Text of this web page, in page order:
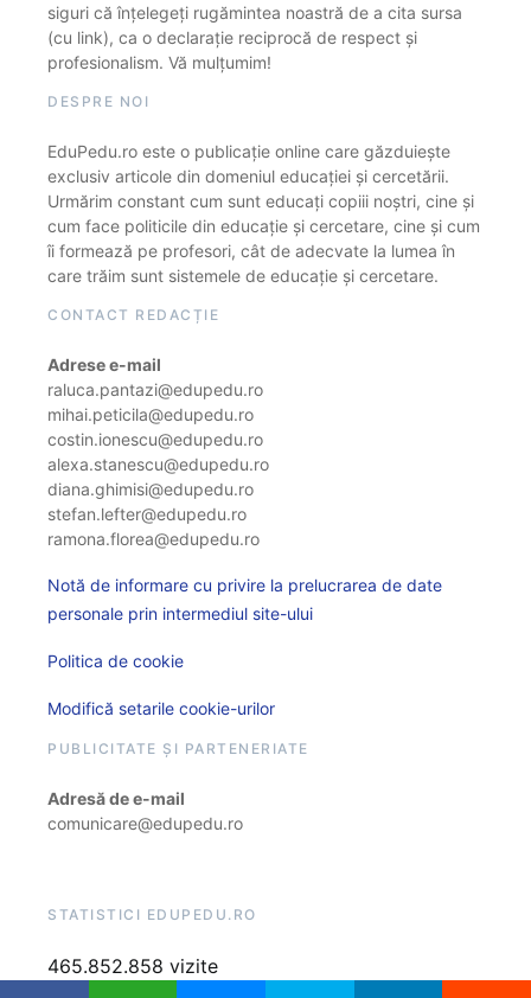
siguri că înțelegeți rugămintea noastră de a cita sursa
(cu link), ca o declarație reciprocă de respect și
profesionalism. Vă mulțumim!
DESPRE NOI
EduPedu.ro este o publicație online care găzduiește
exclusiv articole din domeniul educației și cercetării.
Urmărim constant cum sunt educați copiii noștri, cine și
cum face politicile din educație și cercetare, cine și cum
îi formează pe profesori, cât de adecvate la lumea în
care trăim sunt sistemele de educație și cercetare.
CONTACT REDACȚIE
Adrese e-mail
raluca.pantazi@edupedu.ro
mihai.peticila@edupedu.ro
costin.ionescu@edupedu.ro
alexa.stanescu@edupedu.ro
diana.ghimisi@edupedu.ro
stefan.lefter@edupedu.ro
ramona.florea@edupedu.ro
Notă de informare cu privire la prelucrarea de date
personale prin intermediul site-ului
Politica de cookie
Modifică setarile cookie-urilor
PUBLICITATE ȘI PARTENERIATE
Adresă de e-mail
comunicare@edupedu.ro
STATISTICI EDUPEDU.RO
465.852.858 vizite